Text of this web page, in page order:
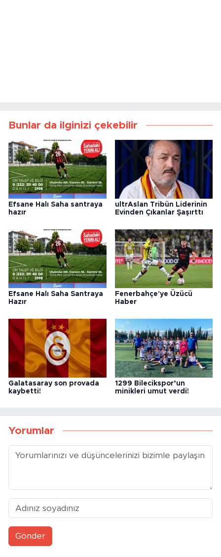
Bunlar da ilginizi çekebilir
Efsane Halı Saha santraya
hazır
ultrAslan Tribün Liderinin
Evinden Çıkanlar Şaşırttı
Efsane Halı Saha Santraya
Hazır
Fenerbahçe'ye Üzücü
Haber
Galatasaray son provada
kaybetti!
1299 Bilecikspor’un
minikleri umut verdi!
Yorumlar
Gönder